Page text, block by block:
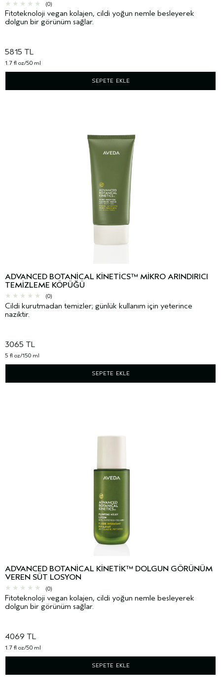
(0)
Fitoteknoloji vegan kolajen, cildi yoğun nemle besleyerek
dolgun bir görünüm sağlar.
5815 TL
1.7 fl oz/50 ml
SEPETE EKLE
ADVANCED BOTANICAL KINETICS™ MIKRO ARINDIRICI
TEMIZLEME KÖPÜĞÜ
(0)
Cildi kurutmadan temizler; günlük kullanım için yeterince
naziktir.
3065 TL
5 fl oz/150 ml
SEPETE EKLE
ADVANCED BOTANICAL KINETIK™ DOLGUN GÖRÜNÜM
VEREN SÜT LOSYON
(0)
Fitoteknoloji vegan kolajen, cildi yoğun nemle besleyerek
dolgun bir görünüm sağlar.
4069 TL
1.7 fl oz/50 ml
SEPETE EKLE